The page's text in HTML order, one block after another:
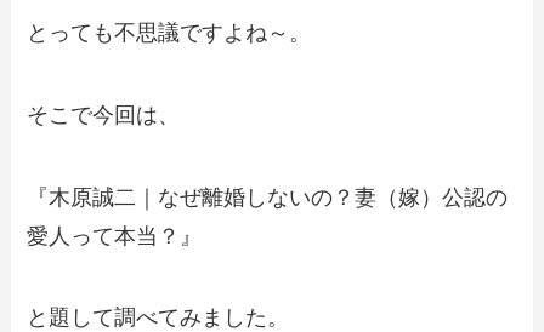
とっても不思議ですよね～。
そこで今回は、
『木原誠二｜なぜ離婚しないの？妻（嫁）公認の
愛人って本当？』
と題して調べてみました。